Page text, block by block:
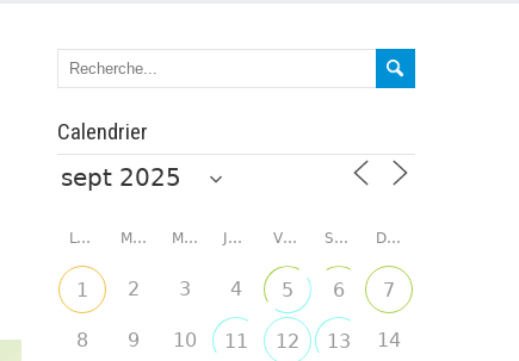
Calendrier
LUNDI MARDI MERCREDI JEUDI VENDREDI SAMEDI DIMANCHE
1 2 3 4 5 6 7
8 9 10 11 12 13 14